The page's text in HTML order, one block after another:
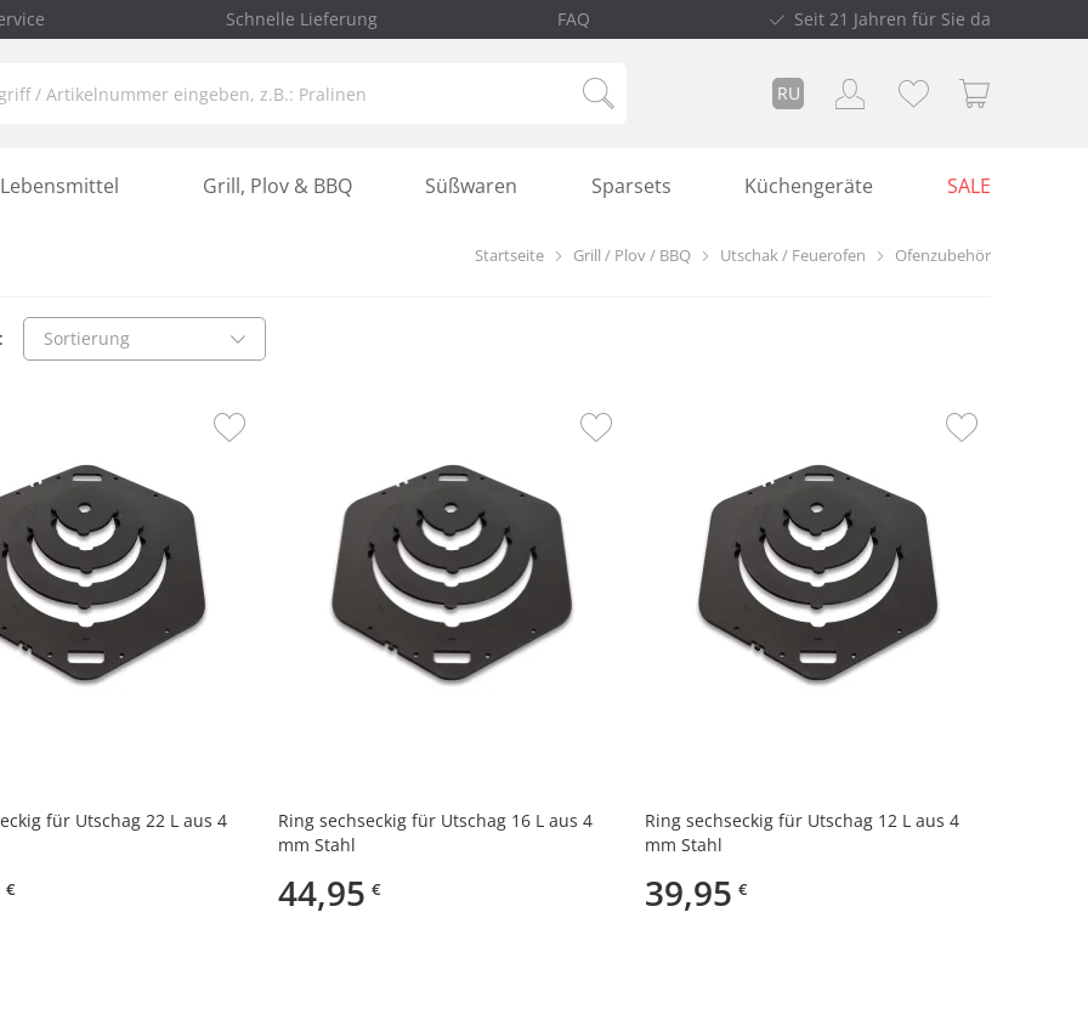
Schnelle Lieferung FAQ Seit 21 Jahren für Sie da
RU
Lebensmittel Grill, Plov & BBQ Süßwaren Sparsets Küchengeräte SALE
Startseite Grill / Plov / BBQ Utschak / Feuerofen Ofenzubehör
Sortierung
für Utschag 22 L aus 4
€
Ring sechseckig für Utschag 16 L aus 4
mm Stahl
44,95 €
Ring sechseckig für Utschag 12 L aus 4
mm Stahl
39,95 €